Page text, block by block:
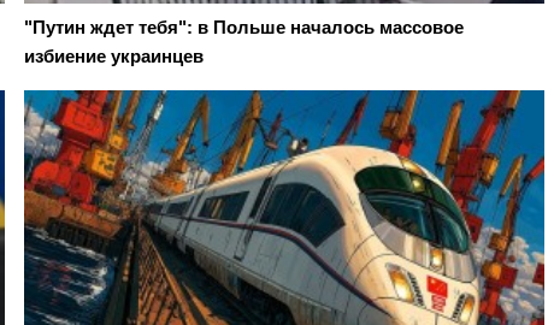
"Путин ждет тебя": в Польше началось массовое
избиение украинцев